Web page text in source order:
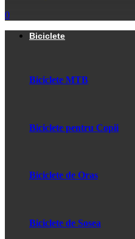
0
Biciclete
Biciclete MTB
Biciclete pentru Copii
Biciclete de Oras
Biciclete de Sosea